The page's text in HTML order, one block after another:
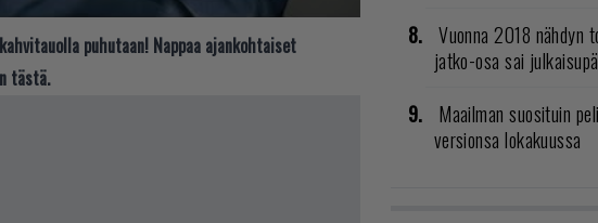
puhutaan! Nappaa ajankohtaiset
tästä.
Vuonna 2018 nähdyn
jatko-osa sai
Maailman suosituin
versionsa lokakuussa